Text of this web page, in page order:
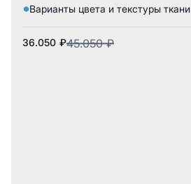
Варианты цвета и текстуры ткани
45.050 ₽
36.050 ₽